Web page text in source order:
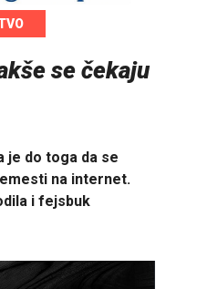
se čekaju
je do toga da se
na internet.
i fejsbuk